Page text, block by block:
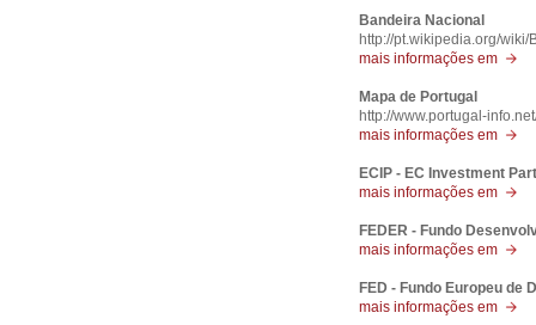
Bandeira Nacional
http://pt.wikipedia.org/
mais informações em
Mapa de Portugal
http://www.portugal-
mais informações em
ECIP - EC Investment
mais informações em
FEDER - Fundo
mais informações em
FED - Fundo Europeu de
mais informações em